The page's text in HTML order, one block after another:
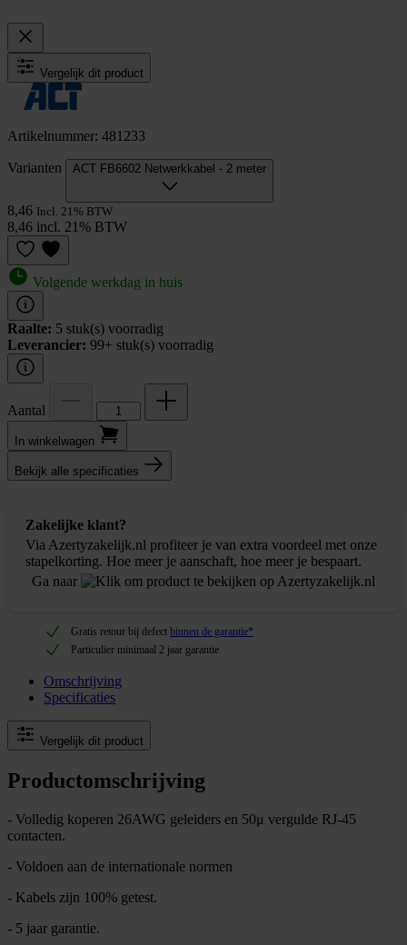
Vergelijk dit product
Artikelnummer: 481233
Varianten ACT FB6602 Netwerkkabel - 2 meter
8,46 Incl. 21% BTW
8,46 incl. 21% BTW
Volgende werkdag in huis
Raalte: 5 stuk(s) voorradig
Leverancier: 99+ stuk(s) voorradig
Aantal
In winkel­wagen
Bekijk alle specificaties
Zakelijke klant?
Via Azertyzakelijk.nl profiteer je van extra voordeel met onze
stapelkorting. Hoe meer je aanschaft, hoe meer je bespaart.
Ga naar
Gratis retour bij defect binnen de garantie*
Particulier minimaal 2 jaar garantie
Omschrijving
Specificaties
Vergelijk dit product
Productomschrijving
- Volledig koperen 26AWG geleiders en 50μ vergulde RJ-45
contacten.
- Voldoen aan de internationale normen
- Kabels zijn 100% getest.
- 5 jaar garantie.